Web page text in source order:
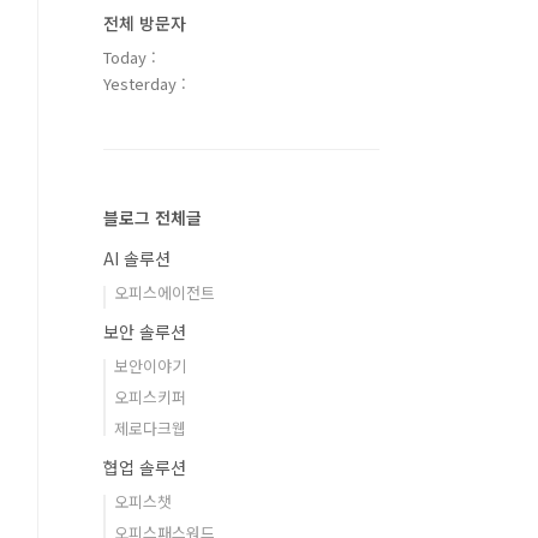
전체 방문자
Today :
Yesterday :
블로그 전체글
AI 솔루션
오피스에이전트
보안 솔루션
보안이야기
오피스키퍼
제로다크웹
협업 솔루션
오피스챗
오피스패스워드